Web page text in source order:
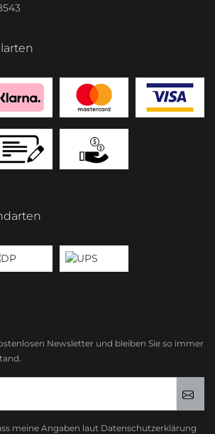
Newsletter und bleiben Sie so immer
meine Angaben laut Datenschutzerklärung